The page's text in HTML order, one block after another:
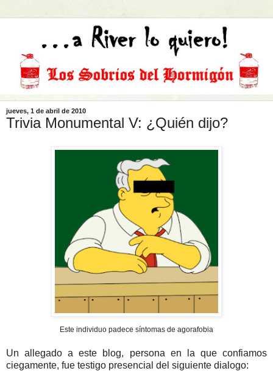
jueves, 1 de abril de 2010
Trivia Monumental V: ¿Quién dijo?
Este individuo padece síntomas de agorafobia
Un allegado a este blog, persona en la que confiamos
ciegamente, fue testigo presencial del siguiente dialogo: